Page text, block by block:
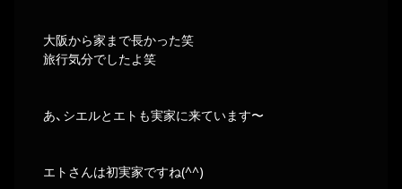
大阪から家まで長かった笑
旅行気分でしたよ笑
あ、シエルとエトも実家に来ています〜
エトさんは初実家ですね(^^)